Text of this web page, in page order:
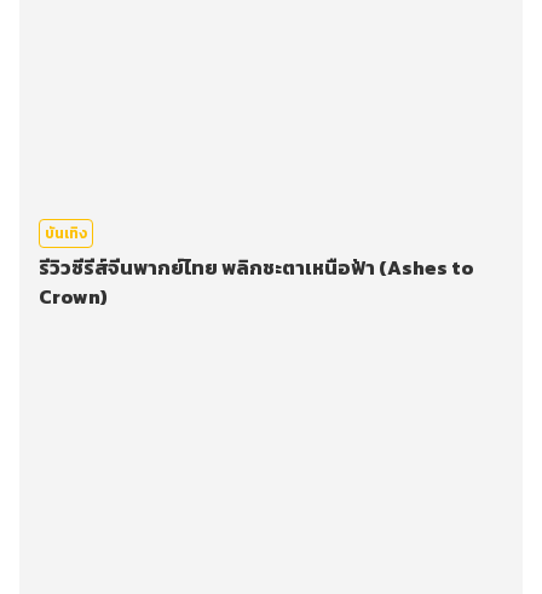
บันเทิง
รีวิวซีรีส์จีนพากย์ไทย พลิกชะตาเหนือฟ้า (Ashes to
Crown)